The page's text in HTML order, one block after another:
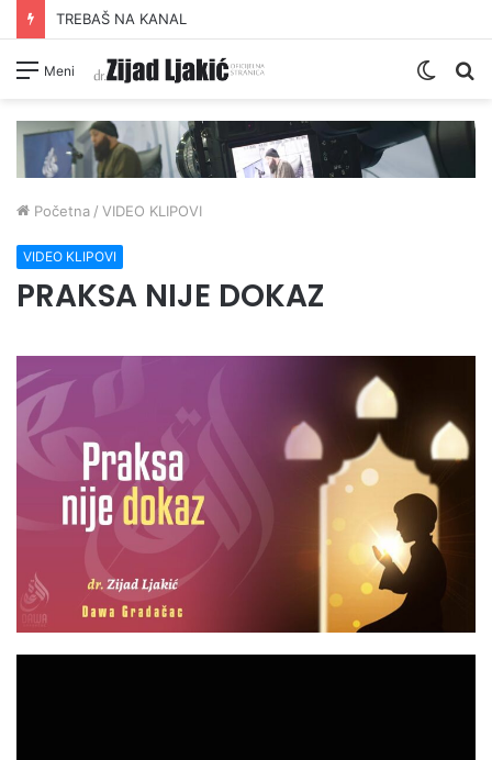
TREBAŠ NA KANAL
Meni
Switch
Početna / VIDEO KLIPOVI
VIDEO KLIPOVI
PRAKSA NIJE DOKAZ